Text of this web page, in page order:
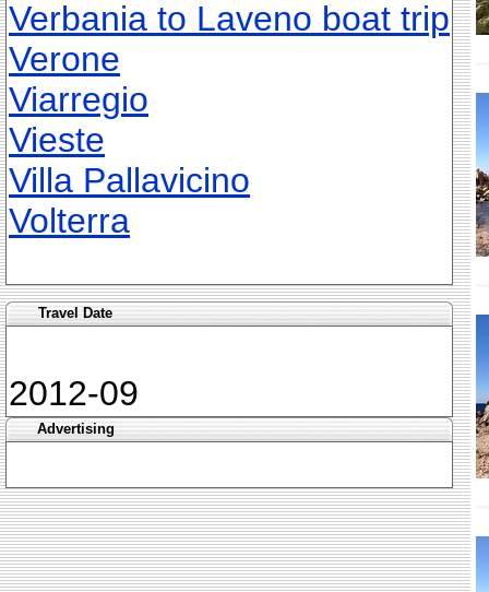
Verbania to Laveno boat trip
Verone
Viarregio
Vieste
Villa Pallavicino
Volterra
Travel Date
2012-09
Advertising